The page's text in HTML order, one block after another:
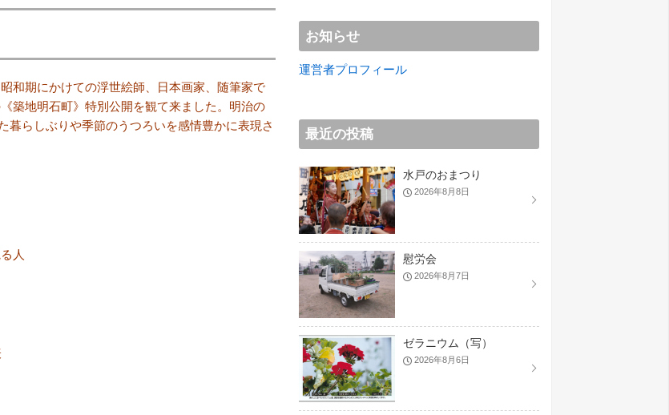
和期にかけての浮世絵師、日本画家、随筆家で
築地明石町》特別公開を観て来ました。明治の
暮らしぶりや季節のうつろいを感情豊かに表現さ
人
お知らせ
運営者プロフィール
最近の投稿
水戸のおまつり
2026年8月8日
慰労会
2026年8月7日
ゼラニウム（写）
2026年8月6日